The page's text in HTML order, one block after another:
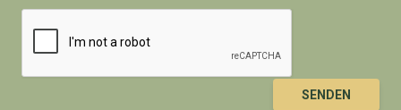
SENDEN